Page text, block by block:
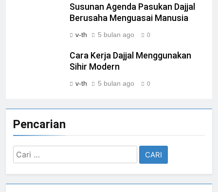
Susunan Agenda Pasukan Dajjal
Berusaha Menguasai Manusia
v-th 5 bulan ago 0
Cara Kerja Dajjal Menggunakan
Sihir Modern
v-th 5 bulan ago 0
Pencarian
Cari
untuk: